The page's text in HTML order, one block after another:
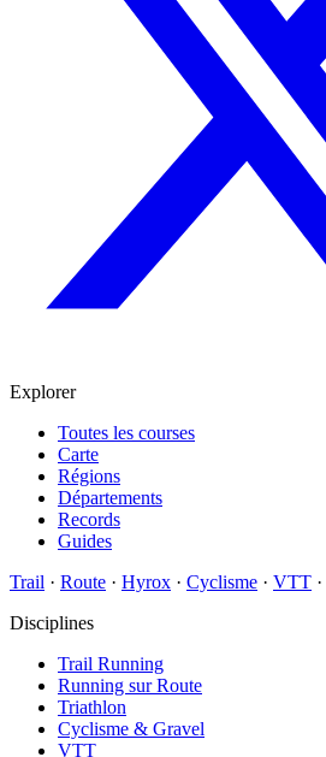
Explorer
Toutes les courses
Carte
Régions
Départements
Records
Guides
Trail · Route · Hyrox · Cyclisme · VTT ·
Disciplines
Trail Running
Running sur Route
Triathlon
Cyclisme & Gravel
VTT